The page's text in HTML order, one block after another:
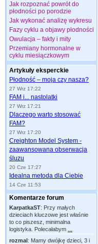
Jak rozpoznać powrót do
płodności po porodzie
Jak wykonać analizę wykresu
Fazy cyklu a objawy płodności
Owulacja – fakty i mity
Przemiany hormonalne w
cyklu miesiączkowym
Artykuły eksperckie
Płodność – moja czy nasza?
27 Wrz 17:22
FAM i... nastolatki
27 Wrz 17:21
Dlaczego warto stosować
FAM?
27 Wrz 17:20
Creighton Model System -
zaawansowana obserwacja
śluzu
20 Cze 17:27
Idealna metoda dla Ciebie
14 Cze 11:53
Komentarze forum
KarpatkaST: Przy małych
dzieciach kluczowe jest właśnie
to co piszesz, minimalna
logistyka. Polecałabym
rozmal: Mamy dwójkę dzieci, 3 i